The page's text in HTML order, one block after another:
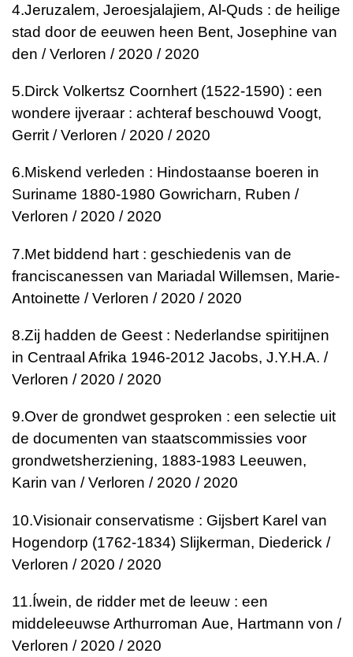
4.Jeruzalem, Jeroesjalajiem, Al-Quds : de heilige
stad door de eeuwen heen Bent, Josephine van
den / Verloren / 2020 / 2020
5.Dirck Volkertsz Coornhert (1522-1590) : een
wondere ijveraar : achteraf beschouwd Voogt,
Gerrit / Verloren / 2020 / 2020
6.Miskend verleden : Hindostaanse boeren in
Suriname 1880-1980 Gowricharn, Ruben /
Verloren / 2020 / 2020
7.Met biddend hart : geschiedenis van de
franciscanessen van Mariadal Willemsen, Marie-
Antoinette / Verloren / 2020 / 2020
8.Zij hadden de Geest : Nederlandse spiritijnen
in Centraal Afrika 1946-2012 Jacobs, J.Y.H.A. /
Verloren / 2020 / 2020
9.Over de grondwet gesproken : een selectie uit
de documenten van staatscommissies voor
grondwetsherziening, 1883-1983 Leeuwen,
Karin van / Verloren / 2020 / 2020
10.Visionair conservatisme : Gijsbert Karel van
Hogendorp (1762-1834) Slijkerman, Diederick /
Verloren / 2020 / 2020
11.Íwein, de ridder met de leeuw : een
middeleeuwse Arthurroman Aue, Hartmann von /
Verloren / 2020 / 2020